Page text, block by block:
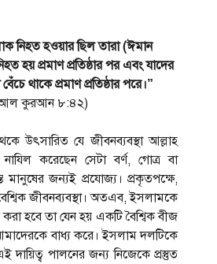
নিহত হওয়ার ছিল তারা (ঈমান
হয় প্রমাণ প্রতিষ্ঠার পর এবং যাদের
থাকে প্রমাণ প্রতিষ্ঠার পরে।”
কুরআন ৮:৪২)
উৎসারিত যে জীবনব্যবস্থা আল্লাহ
করেছেন সেটা বর্ণ, গোত্র বা
মানুষের জন্যই প্রযোজ্য। প্রকৃতপক্ষে,
জীবনব্যবস্থা। অতএব, ইসলামকে
করা হবে তা যেন হয় একটি বৈশ্বিক বীজ
বাধ্য করে। ইসলাম দলটিকে
দায়িত্ব পালনের জন্য নিজেকে প্রস্তুত